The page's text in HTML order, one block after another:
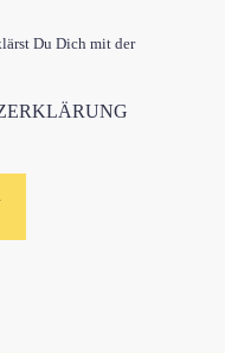
Du Dich mit der